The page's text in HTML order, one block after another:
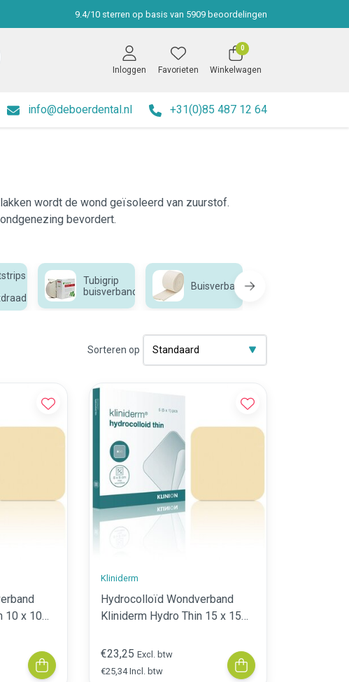
9.4/10 sterren op basis van 5909 beoordelingen
Inloggen Favorieten
0
Winkelwagen
info@deboerdental.nl +31(0)85 487 12 64
wordt de wond geïsoleerd van zuurstof.
bevordert.
Tubigrip
buisverband
Buisverband
Sorteren op
10 x 10
Kliniderm
Hydrocolloïd Wondverband
Kliniderm Hydro Thin 15 x 15
€23,25 Excl. btw
€25,34 Incl. btw